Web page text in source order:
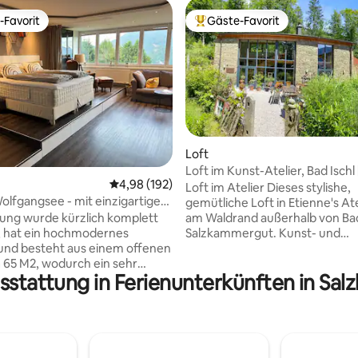
4,99 von 5, 144 Bewertungen
Gäste-Favorit.
Favorit
Durchschnittliche Bewertung: 4,98 von 5,
4,98 (192)
- mit einzigartigem
wurde kürzlich komplett
ein hochmodernes
besteht aus einem offenen
65 M2, wodurch ein sehr
freies Gefühl entsteht. Der
Blick über den Wolfgangsee
Beliebter Gäste-Favorit.
Gäste-Favorit
Loft
Loft im Kunst-Atelier, Bad Ischl
Salzkammergut
Loft im Atelier Dieses stylishe,
gemütliche Loft in Etienne's
am Waldrand außerhalb von
Salzkammergut. Kunst- und
dem Künstler Etienne, der im
Erdgeschoß des Ateliers malt.
die Morgensonne genießen
in Ferienunterkünften in